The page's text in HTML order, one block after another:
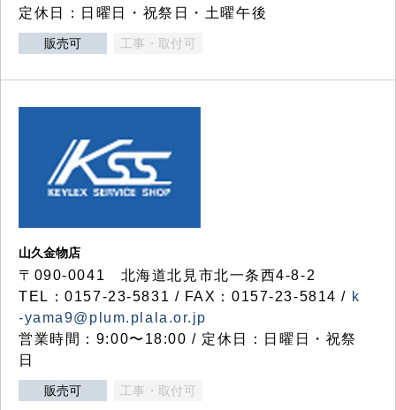
定休日：日曜日・祝祭日・土曜午後
販売可 工事・取付可
山久金物店
〒090-0041 北海道北見市北一条西4-8-2
TEL：0157-23-5831 / FAX：0157-23-5814 / k
-yama9@plum.plala.or.jp
営業時間：9:00〜18:00 / 定休日：日曜日・祝祭
日
販売可 工事・取付可